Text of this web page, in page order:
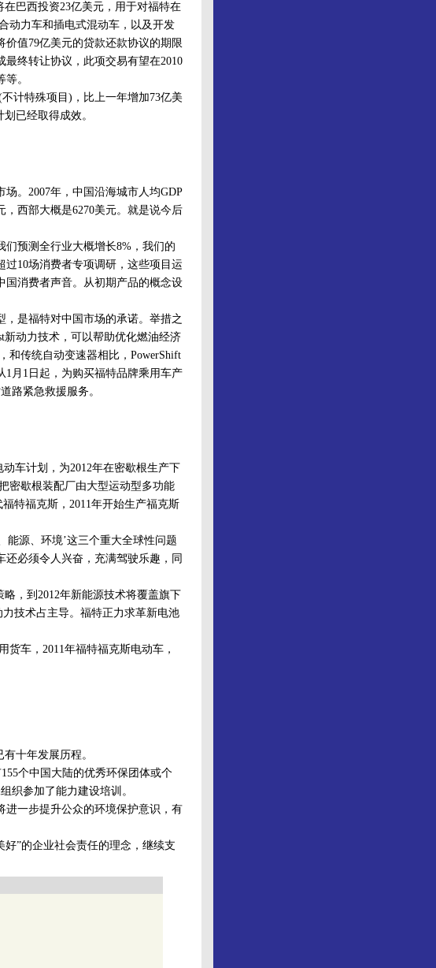
巴西投资23亿美元，用于对福特在
动力车和插电式混动车，以及开发
值79亿美元的贷款还款协议的期限
最终转让协议，此项交易有望在2010
。
计特殊项目)，比上一年增加73亿美
已经取得成效。
。2007年，中国沿海城市人均GDP
，西部大概是6270美元。就是说今后
预测全行业大概增长8%，我们的
10场消费者专项调研，这些项目运
国消费者声音。从初期产品的概念设
是福特对中国市场的承诺。举措之
新动力技术，可以帮助优化燃油经济
和传统自动变速器相比，PowerShift
月1日起，为购买福特品牌乘用车产
路紧急救援服务。
车计划，为2012年在密歇根生产下
密歇根装配厂由大型运动型多功能
特福克斯，2011年开始生产福克斯
源、环境’这三个重大全球性问题
必须令人兴奋，充满驾驶乐趣，同
，到2012年新能源技术将覆盖旗下
技术占主导。福特正力求革新电池
车，2011年福特福克斯电动车，
十年发展历程。
个中国大陆的优秀环保团体或个
织参加了能力建设培训。
一步提升公众的环境保护意识，有
”的企业社会责任的理念，继续支